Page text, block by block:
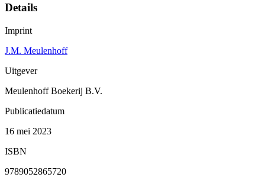
Details
Imprint
J.M. Meulenhoff
Uitgever
Meulenhoff Boekerij B.V.
Publicatiedatum
16 mei 2023
ISBN
9789052865720